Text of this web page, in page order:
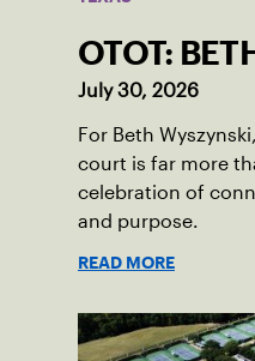
OTOT:
July 30, 2026
For Beth
court is far more
celebration of
and purpose.
READ MORE